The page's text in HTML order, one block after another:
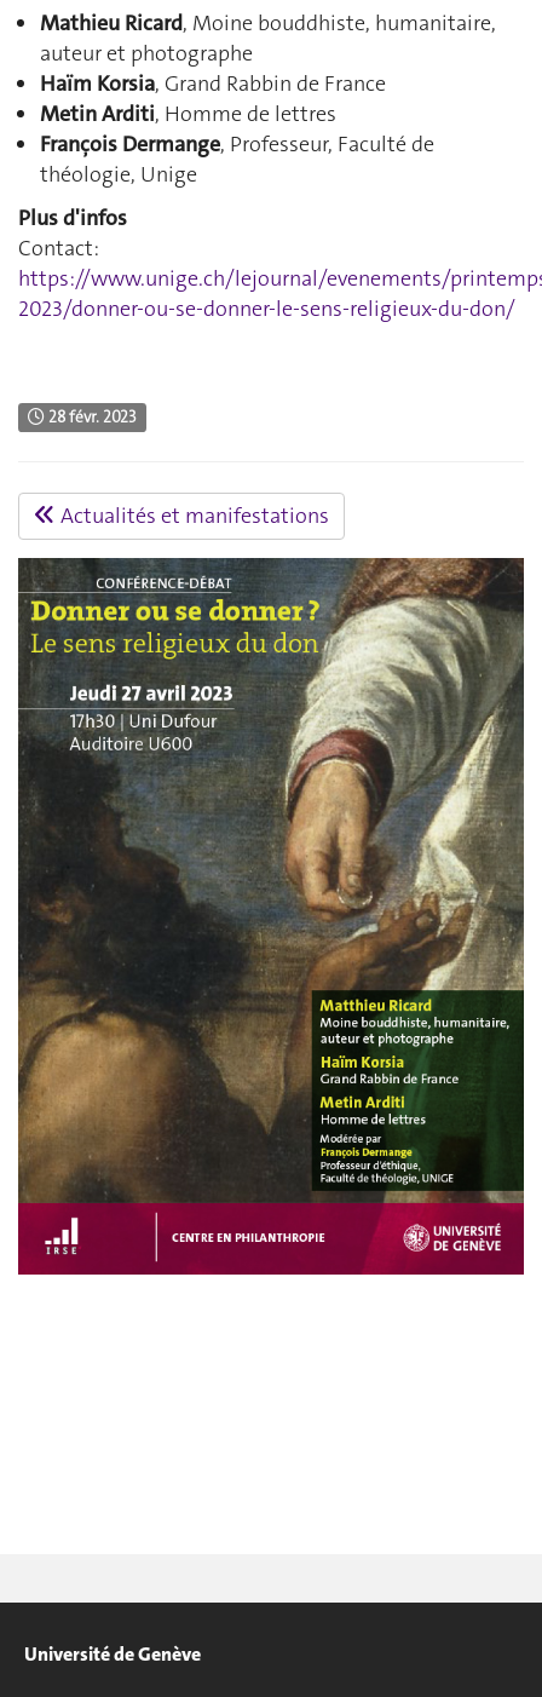
Mathieu Ricard, Moine bouddhiste, humanitaire,
auteur et photographe
Haïm Korsia, Grand Rabbin de France
Metin Arditi, Homme de lettres
François Dermange, Professeur, Faculté de
théologie, Unige
Plus d'infos
Contact:
https://www.unige.ch/lejournal/evenements/
2023/donner-ou-se-donner-le-sens-religieux-du-don/
28 févr. 2023
Actualités et manifestations
Université de Genève